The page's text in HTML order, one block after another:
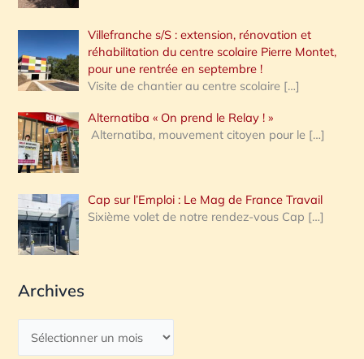
Villefranche s/S : extension, rénovation et
réhabilitation du centre scolaire Pierre Montet,
pour une rentrée en septembre !
Visite de chantier au centre scolaire […]
Alternatiba « On prend le Relay ! »
Alternatiba, mouvement citoyen pour le […]
Cap sur l’Emploi : Le Mag de France Travail
Sixième volet de notre rendez-vous Cap […]
Archives